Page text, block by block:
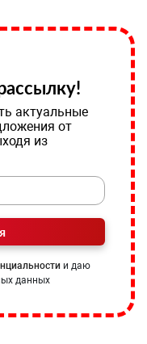
актуальные
от
из
и даю
данных